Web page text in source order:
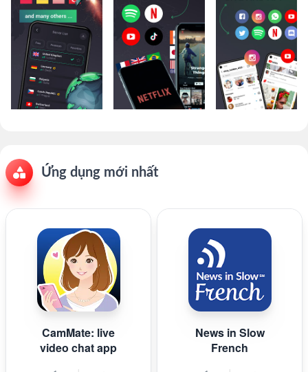
Ứng dụng mới nhất
CamMate: live
video chat app
News in Slow
French